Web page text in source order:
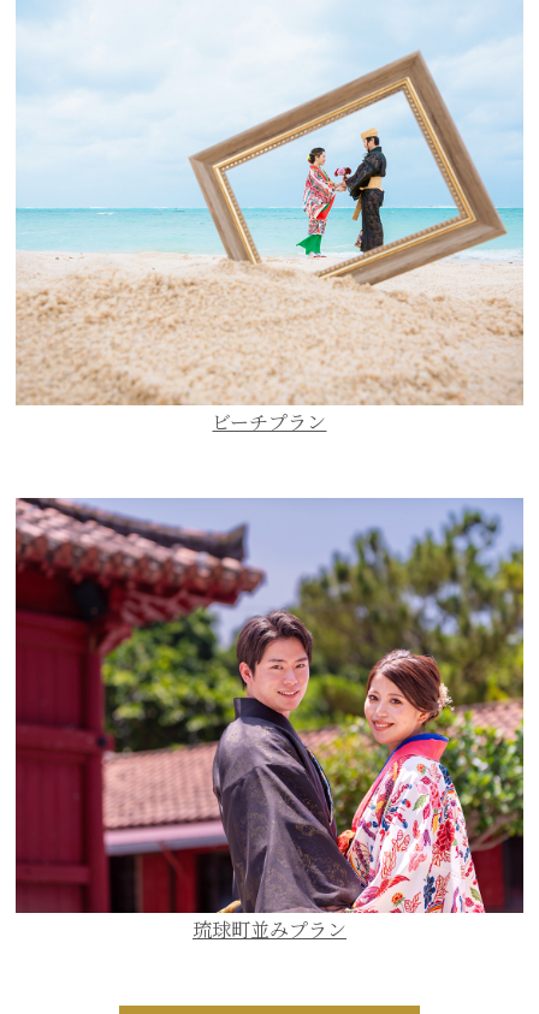
ビーチプラン
琉球町並みプラン